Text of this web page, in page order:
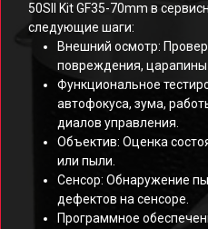
50SII Kit GF35-70mm в
следующие шаги:
Внешний осмотр:
повреждения, царапины
Функциональное
автофокуса, зума,
диалов управления.
Объектив: Оценка
или пыли.
Сенсор: Обнаружение
дефектов на сенсоре.
Программное